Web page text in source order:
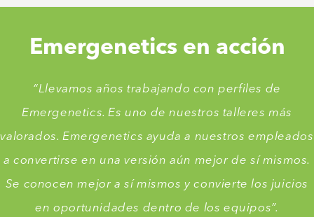
Emergenetics en acción
“Llevamos años trabajando con perfiles de
Emergenetics. Es uno de nuestros talleres más
valorados. Emergenetics ayuda a nuestros empleados
a convertirse en una versión aún mejor de sí mismos.
Se conocen mejor a sí mismos y convierte los juicios
en oportunidades dentro de los equipos”.